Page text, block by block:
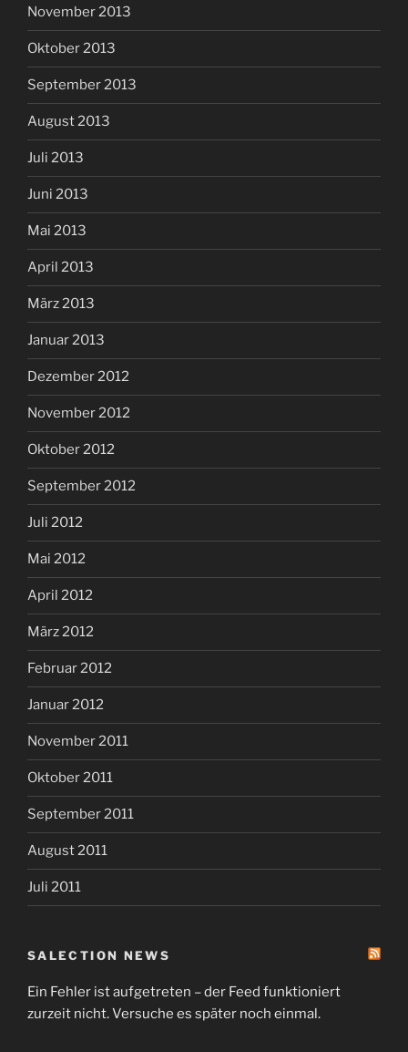
November 2013
Oktober 2013
September 2013
August 2013
Juli 2013
Juni 2013
Mai 2013
April 2013
März 2013
Januar 2013
Dezember 2012
November 2012
Oktober 2012
September 2012
Juli 2012
Mai 2012
April 2012
März 2012
Februar 2012
Januar 2012
November 2011
Oktober 2011
September 2011
August 2011
Juli 2011
SALECTION NEWS
Ein Fehler ist aufgetreten – der Feed funktioniert
zurzeit nicht. Versuche es später noch einmal.